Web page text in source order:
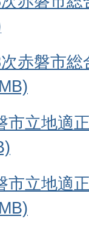
赤磐市
市立地適
市立地適